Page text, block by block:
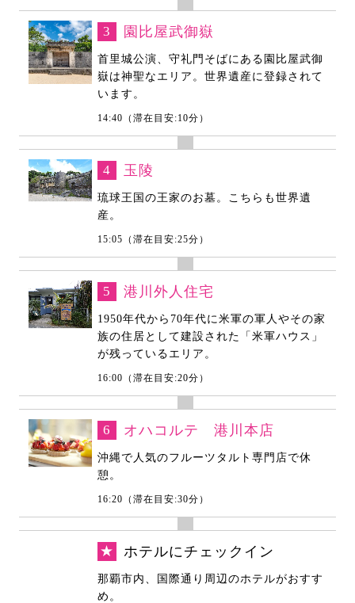
3 園比屋武御嶽
首里城公演、守礼門そばにある園比屋武御
嶽は神聖なエリア。世界遺産に登録されて
います。
14:40（滞在目安:10分）
4 玉陵
琉球王国の王家のお墓。こちらも世界遺
産。
15:05（滞在目安:25分）
5 港川外人住宅
1950年代から70年代に米軍の軍人やその家
族の住居として建設された「米軍ハウス」
が残っているエリア。
16:00（滞在目安:20分）
6 オハコルテ 港川本店
沖縄で人気のフルーツタルト専門店で休
憩。
16:20（滞在目安:30分）
★ ホテルにチェックイン
那覇市内、国際通り周辺のホテルがおすす
め。